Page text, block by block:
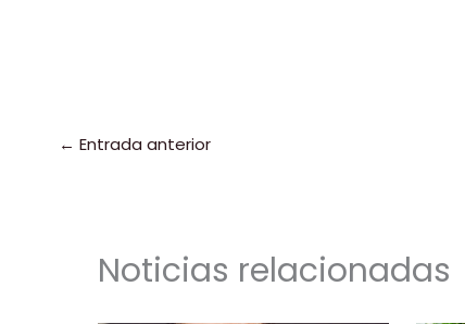
← Entrada anterior
Noticias relacionadas